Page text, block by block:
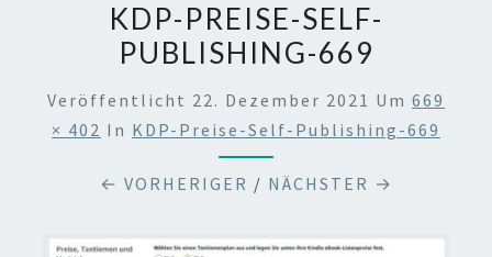
KDP-PREISE-SELF-
PUBLISHING-669
Veröffentlicht 22. Dezember 2021 Um 669
× 402 In KDP-Preise-Self-Publishing-669
← VORHERIGER / NÄCHSTER →